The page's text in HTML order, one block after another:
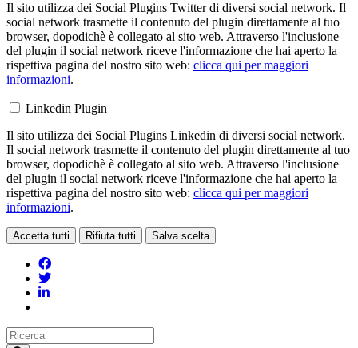
Il sito utilizza dei Social Plugins Twitter di diversi social network. Il
social network trasmette il contenuto del plugin direttamente al tuo
browser, dopodichè è collegato al sito web. Attraverso l'inclusione
del plugin il social network riceve l'informazione che hai aperto la
rispettiva pagina del nostro sito web: clicca qui per maggiori
informazioni.
Linkedin Plugin
Il sito utilizza dei Social Plugins Linkedin di diversi social network.
Il social network trasmette il contenuto del plugin direttamente al tuo
browser, dopodichè è collegato al sito web. Attraverso l'inclusione
del plugin il social network riceve l'informazione che hai aperto la
rispettiva pagina del nostro sito web: clicca qui per maggiori
informazioni.
Accetta tutti Rifiuta tutti Salva scelta